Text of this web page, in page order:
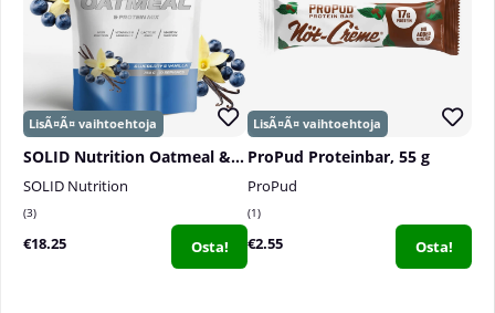
SOLID Nutrition Oatmeal & Protein Mix, 750 g
SOLID Nutrition
3
€18.25 Osta!
ProPud Proteinbar, 55 g
ProPud
1
€2.55 Osta!